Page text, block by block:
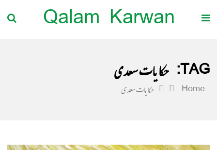
Qalam Karwan
TAG: حکایات سعدی
Home حکایات سعدی